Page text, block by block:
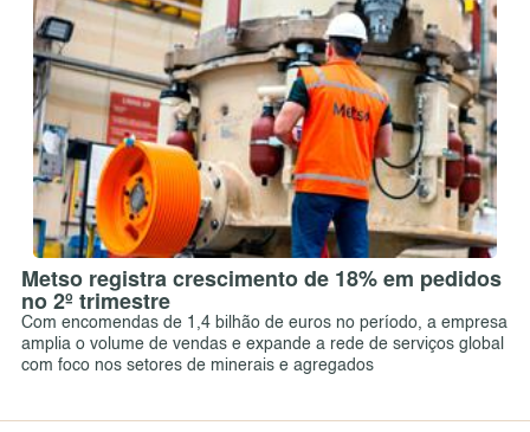
Metso registra crescimento de 18% em pedidos
no 2º trimestre
Com encomendas de 1,4 bilhão de euros no período, a empresa
amplia o volume de vendas e expande a rede de serviços global
com foco nos setores de minerais e agregados